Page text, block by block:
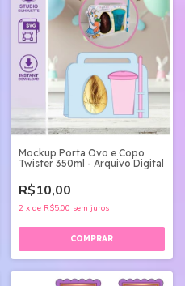
Mockup Porta Ovo e Copo
Twister 350ml - Arquivo Digital
R$10,00
2 x de R$5,00 sem juros